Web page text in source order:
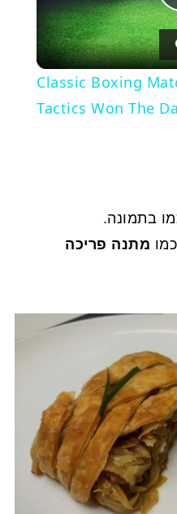
5 Classic Boxing
Tactics Won The
בתמונה.
מתנה פריכה